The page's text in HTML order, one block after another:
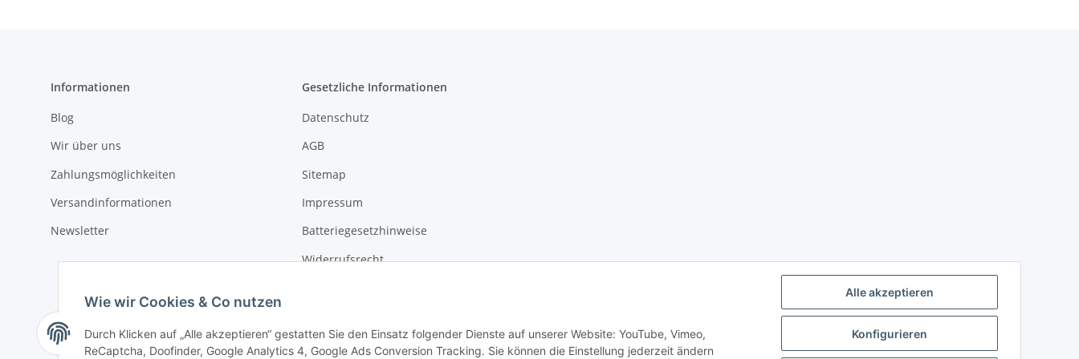
Informationen
Blog
Wir über uns
Zahlungsmöglichkeiten
Versandinformationen
Newsletter
Gesetzliche Informationen
Datenschutz
AGB
Sitemap
Impressum
Batteriegesetzhinweise
Widerrufsrecht
Wie wir Cookies & Co nutzen
Durch Klicken auf „Alle akzeptieren“ gestatten Sie den Einsatz folgender Dienste auf unserer Website: YouTube, Vimeo,
ReCaptcha, Doofinder, Google Analytics 4, Google Ads Conversion Tracking. Sie können die Einstellung jederzeit ändern
Alle akzeptieren
Konfigurieren